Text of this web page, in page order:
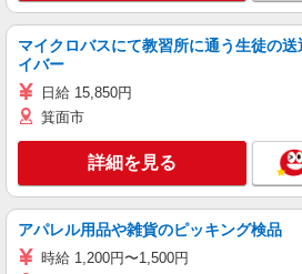
マイクロバスにて教習所に通う生徒の送
イバー
日給 15,850円
箕面市
詳細を見る
アパレル用品や雑貨のピッキング検品
時給 1,200円〜1,500円